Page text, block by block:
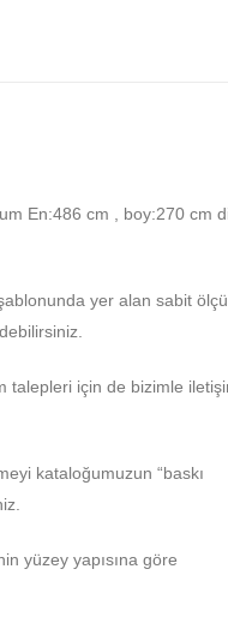
En:486 cm , boy:270 cm
yer alan sabit
talepleri için de bizimle
kataloğumuzun “baskı
yüzey yapısına göre